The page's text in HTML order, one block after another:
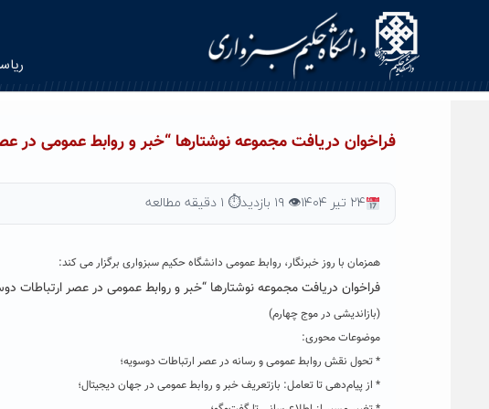
فراخوان دریافت مجموعه نوشتارها “خبر و روابط عمومی در
۲۴ تیر ۱۴۰۴ 👁 ۱۹ بازدید ⏱ ۱ دقیقه مطالعه
همزمان با روز خبرنگار، روابط عمومی دانشگاه حکیم سبزواری برگزار می کند:
فراخوان دریافت مجموعه نوشتارها “خبر و روابط عمومی در عصر ارتباطات
(بازاندیشی در موج چهارم)
موضوعات محوری:
* تحول نقش روابط عمومی و رسانه در عصر ارتباطات دوسویه؛
* از پیام‌دهی تا تعامل: بازتعریف خبر و روابط عمومی در جهان دیجیتال؛